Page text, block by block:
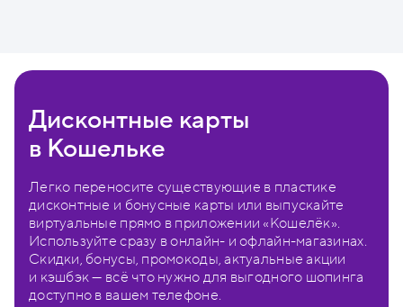
Дисконтные карты
в Кошельке
Легко переносите существующие в пластике
дисконтные и бонусные карты или выпускайте
виртуальные прямо в приложении «Кошелёк».
Используйте сразу в онлайн- и офлайн-магазинах.
Скидки, бонусы, промокоды, актуальные акции
и кэшбэк — всё что нужно для выгодного шопинга
доступно в вашем телефоне.